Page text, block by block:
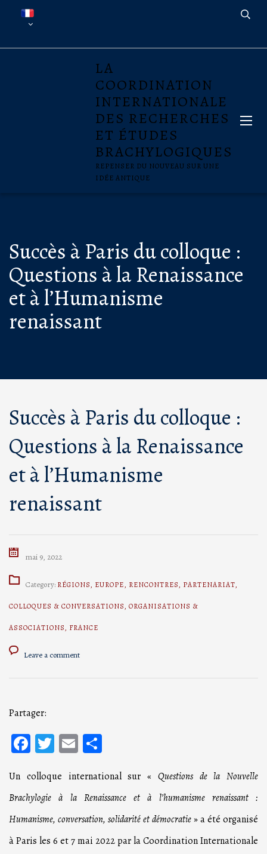
LA
COORDINATION
INTERNATIONALE
DES RECHERCHES
ET ÉTUDES
BRACHYLOGIQUES
REPENSER DU NOUVEAU SUR UNE
IDÉE ANTIQUE
Succès à Paris du colloque :
Questions à la Renaissance
et à l’Humanisme
renaissant
Succès à Paris du colloque :
Questions à la Renaissance
et à l’Humanisme
renaissant
mai 9, 2022
Category: RÉGIONS, EUROPE, RENCONTRES, PARTENARIAT,
COLLOQUES & CONVERSATIONS, ORGANISATIONS &
ASSOCIATIONS, FRANCE
Leave a comment
Partager:
Facebook
Twitter
Email
Un colloque international sur « Questions de la Nouvelle
Brachylogie à la Renaissance et à l’humanisme renaissant :
Humanisme, conversation, solidarité et démocratie» a été organisé
à Paris les 6 et 7 mai 2022 par la Coordination Internationale